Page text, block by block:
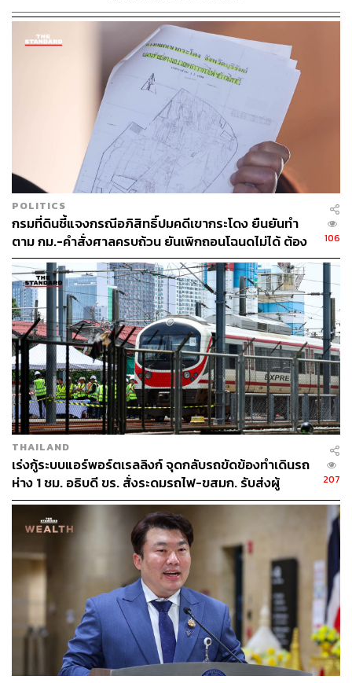
ดังนั้นระหว่างนี้จึงรอคำตอบจากทาง BOI ซึ่งคาดว่าจะได้คำ
ตอบภายในสัปดาห์หน้า
เมื่อได้คำตอบแล้ว หาก BOI ยังคงยืนยันไม่ต่ออายุออกบัตรส่ง
เสริมให้บริษัท เอเชีย เอรา วัน จำกัด สามารถยื่นขอสิทธิ
ประโยชน์จาก EEC ได้ หรือที่เรียกว่าสัญญาสิทธิประโยชน์
เนื่องจากภายใต้ พ.ร.บ.เขตพัฒนาพิเศษภาคตะวันออก พ.ศ.
2561 ได้ให้สิทธิประโยชน์ไว้ครอบคลุมทั้งเรื่องของภาษี ซึ่ง
จะได้พื้นที่การยกเว้นภาษีที่ 8 ปี และจะบวกเพิ่มสิทธิ
ประโยชน์ให้อีกตามประเภทกิจการ โดยเฉพาะหากเป็น
อุตสาหกรรมเป้าหมาย (S-Curve) ต้องทำตามเงื่อนไข เช่น
การวิจัย การจ้างคน ลงทุนในพื้นที่เขตส่งเสริมที่ประกาศทั้ง
37 เขต จะได้รับการยกเว้นภาษีเพิ่มอีกถึง 5 ปี
EEC ย้ำ เว้นภาษีสูงสุดที่ 13 ปี
ดังนั้นสิทธิประโยชน์จาก EEC ให้เว้นภาษีสูงสุดที่ 13 ปี และ
ยังได้สิทธิประโยชน์ด้านอื่นๆ อีก เช่น ฟรีวีซ่า การเช่าที่ดิน ใบ
อนุญาตทำงาน (Work Permit) ทั้งนี้ ยังอำนวยความสะดวกให้
กับนักลงทุนแบบที่เดียวจบ (One Stop Service) ซึ่งแน่นอนว่า
สูงกว่า BOI
“ขึ้นอยู่กับว่าทางบริษัทเอรา วัน เขาอยากจะขอสิทธิ
ประโยชน์ของ BOI ใหม่หรือไม่ ถ้าเขาอยากได้สิทธิตรงนั้น
เขาก็ยื่นขอใหม่ ก็เริ่มกระบวนการขอใหม่ แต่ถ้าไม่อยากได้ก็
มาขอสิทธิกับทางเรา EEC ก็มีให้ หรือถ้าเขาไม่อยากได้สิทธิ
อะไรเลยก็ไม่ต้องขอก็ได้ เพราะมันไม่ได้กระทบการเดินหน้า
โครงการลงทุนอยู่แล้ว เขาก็แค่ไม่ได้สิทธิเรื่องของภาษีใน
ตอนที่มีรายได้ขึ้นมา”
ในสเต็ปถัดไป เมื่อ BOI ชัดเจนแล้วว่าไม่ต่ออายุออกบัตรส่ง
เสริมให้ ก็จะแจ้งไปทาง รฟท. ซึ่งเป็นเจ้าของโครงการที่ร่วม
ลงทุนอยู่ในสัญญารับทราบ เพื่อยกเลิกข้อที่ระบุในสัญญา
เรื่องสิทธิประโยชน์ จากนั้นก็จะสั่งให้บริษัท เอเชีย เอรา วัน
POLITICS
กรมที่ดินชี้แจงกรณีอภิสิทธิ์ปมคดีเขากระโดง ยืนยันทำ
ตาม กม.-คำสั่งศาลครบถ้วน ยันเพิกถอนโฉนดไม่ได้ ต้อง
รอศาลชี้ขาด
106
THAILAND
เร่งกู้ระบบแอร์พอร์ตเรลลิงก์ จุดกลับรถขัดข้องทำเดินรถ
ห่าง 1 ชม. อธิบดี ขร. สั่งระดมรถไฟ-ขสมก. รับส่งผู้
โดยสาร
207